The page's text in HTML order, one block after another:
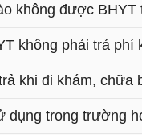
không được
không phải trả
khi đi khám, chữa
dụng trong trường